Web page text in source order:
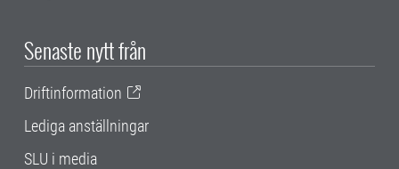
Senaste nytt från
Driftinformation
Lediga anställningar
SLU i media